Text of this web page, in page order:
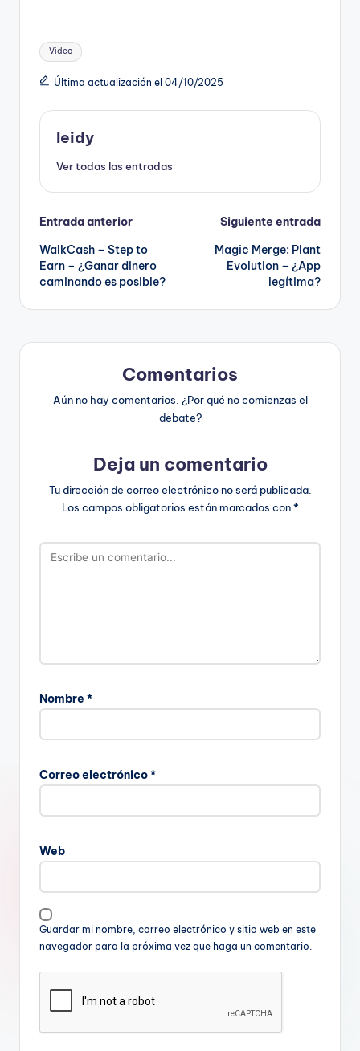
Etiquetas:
Video
Última actualización el 04/10/2025
leidy
Ver todas las entradas
Navegación
de
entradas
Entrada anterior
WalkCash – Step to
Earn – ¿Ganar dinero
caminando es posible?
Siguiente entrada
Magic Merge: Plant
Evolution – ¿App
legítima?
Comentarios
Aún no hay comentarios. ¿Por qué no comienzas el
debate?
Deja un comentario
Tu dirección de correo electrónico no será publicada.
Los campos obligatorios están marcados con*
Nombre *
Correo electrónico*
Web
Guardar mi nombre, correo electrónico y sitio web en este
navegador para la próxima vez que haga un comentario.